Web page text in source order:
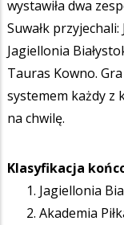
wystawiła dwa
Suwałk
Jagiellonia
Tauras Kowno.
systemem każdy z
na chwilę.
Klasyfikacja
Jagiellonia
Akademia